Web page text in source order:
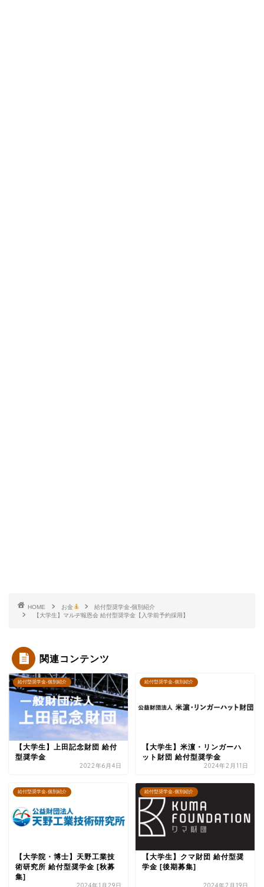
HOME お金
給付型奨学金-個別紹介
【大学生】マルヂ報恩会 給付型奨学金【入学前予約採用】
関連コンテンツ
給付型奨学金-個別紹介
【大学生】上田記念財団 給付
型奨学金
2022年6月4日
給付型奨学金-個別紹介
【大学生】米濵・リンガーハ
ット財団 給付型奨学金
2024年2月11日
給付型奨学金-個別紹介
【大学院・博士】天野工業技
術研究所 給付型奨学金 [秋募
集]
給付型奨学金-個別紹介
【大学生】クマ財団 給付型奨
学金 [後期募集]